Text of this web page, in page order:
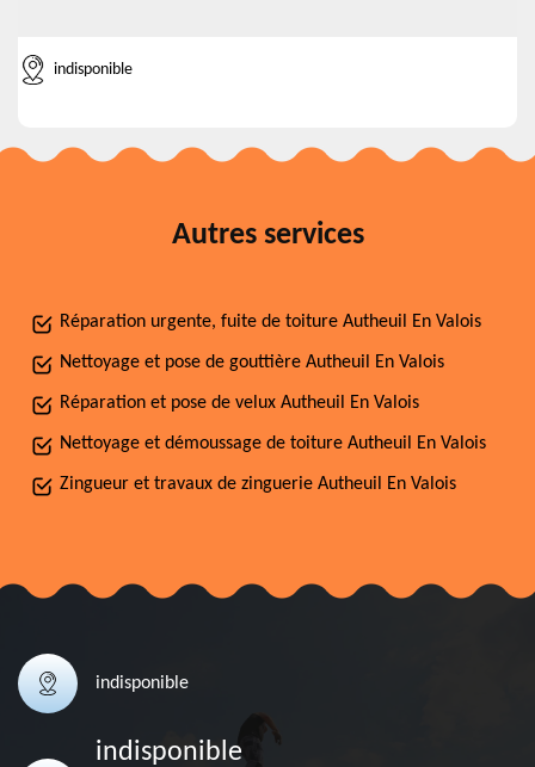
indisponible
Autres services
Réparation urgente, fuite de toiture Autheuil En Valois
Nettoyage et pose de gouttière Autheuil En Valois
Réparation et pose de velux Autheuil En Valois
Nettoyage et démoussage de toiture Autheuil En Valois
Zingueur et travaux de zinguerie Autheuil En Valois
indisponible
indisponible